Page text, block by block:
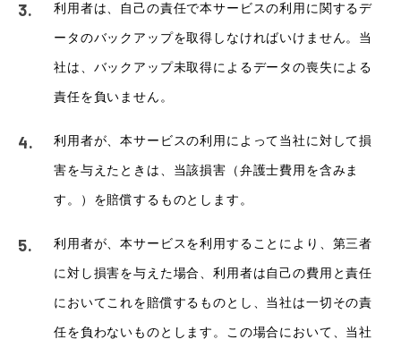
利用者は、自己の責任で本サービスの利用に関するデ
ータのバックアップを取得しなければいけません。当
社は、バックアップ未取得によるデータの喪失による
責任を負いません。
利用者が、本サービスの利用によって当社に対して損
害を与えたときは、当該損害（弁護士費用を含みま
す。）を賠償するものとします。
利用者が、本サービスを利用することにより、第三者
に対し損害を与えた場合、利用者は自己の費用と責任
においてこれを賠償するものとし、当社は一切その責
任を負わないものとします。この場合において、当社